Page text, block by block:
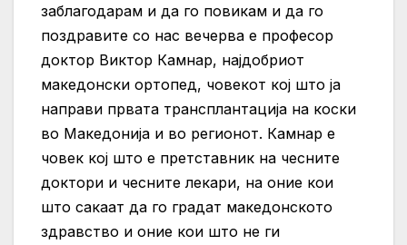
заблагодарам и да го повикам и да го
поздравите со нас вечерва е професор
доктор Виктор Камнар, најдобриот
македонски ортопед, човекот кој што ја
направи првата трансплантација на коски
во Македонија и во регионот. Камнар е
човек кој што е претставник на чесните
доктори и чесните лекари, на оние кои
што сакаат да го градат македонското
здравство и оние кои што не ги